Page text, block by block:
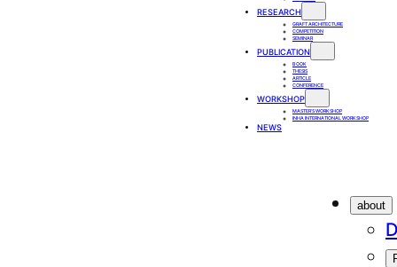
RESEARCH
GRAFT ARCHITECTURE
COMPETITION
SEMINAR
PUBLICATION
BOOK
THESIS
ARTICLE
CONFERENCE
WORKSHOP
MASTER’S WORKSHOP
INHA INTERNATIONAL WORKSHOP
NEWS
about